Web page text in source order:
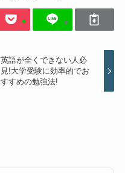
英語が全くできない人必
見!大学受験に効率的でお
すすめの勉強法!